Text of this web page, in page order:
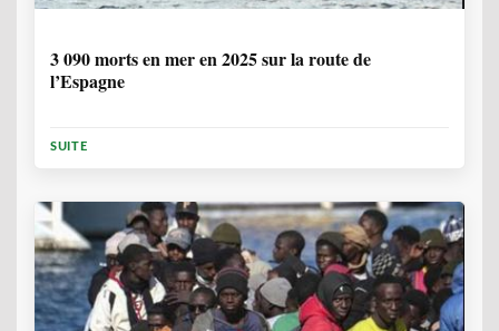
3 090 morts en mer en 2025 sur la route de
l’Espagne
SUITE